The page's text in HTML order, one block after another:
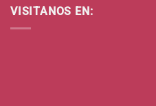
VISITANOS EN: